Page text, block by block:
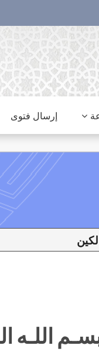
إرسال فتوى
اللـه